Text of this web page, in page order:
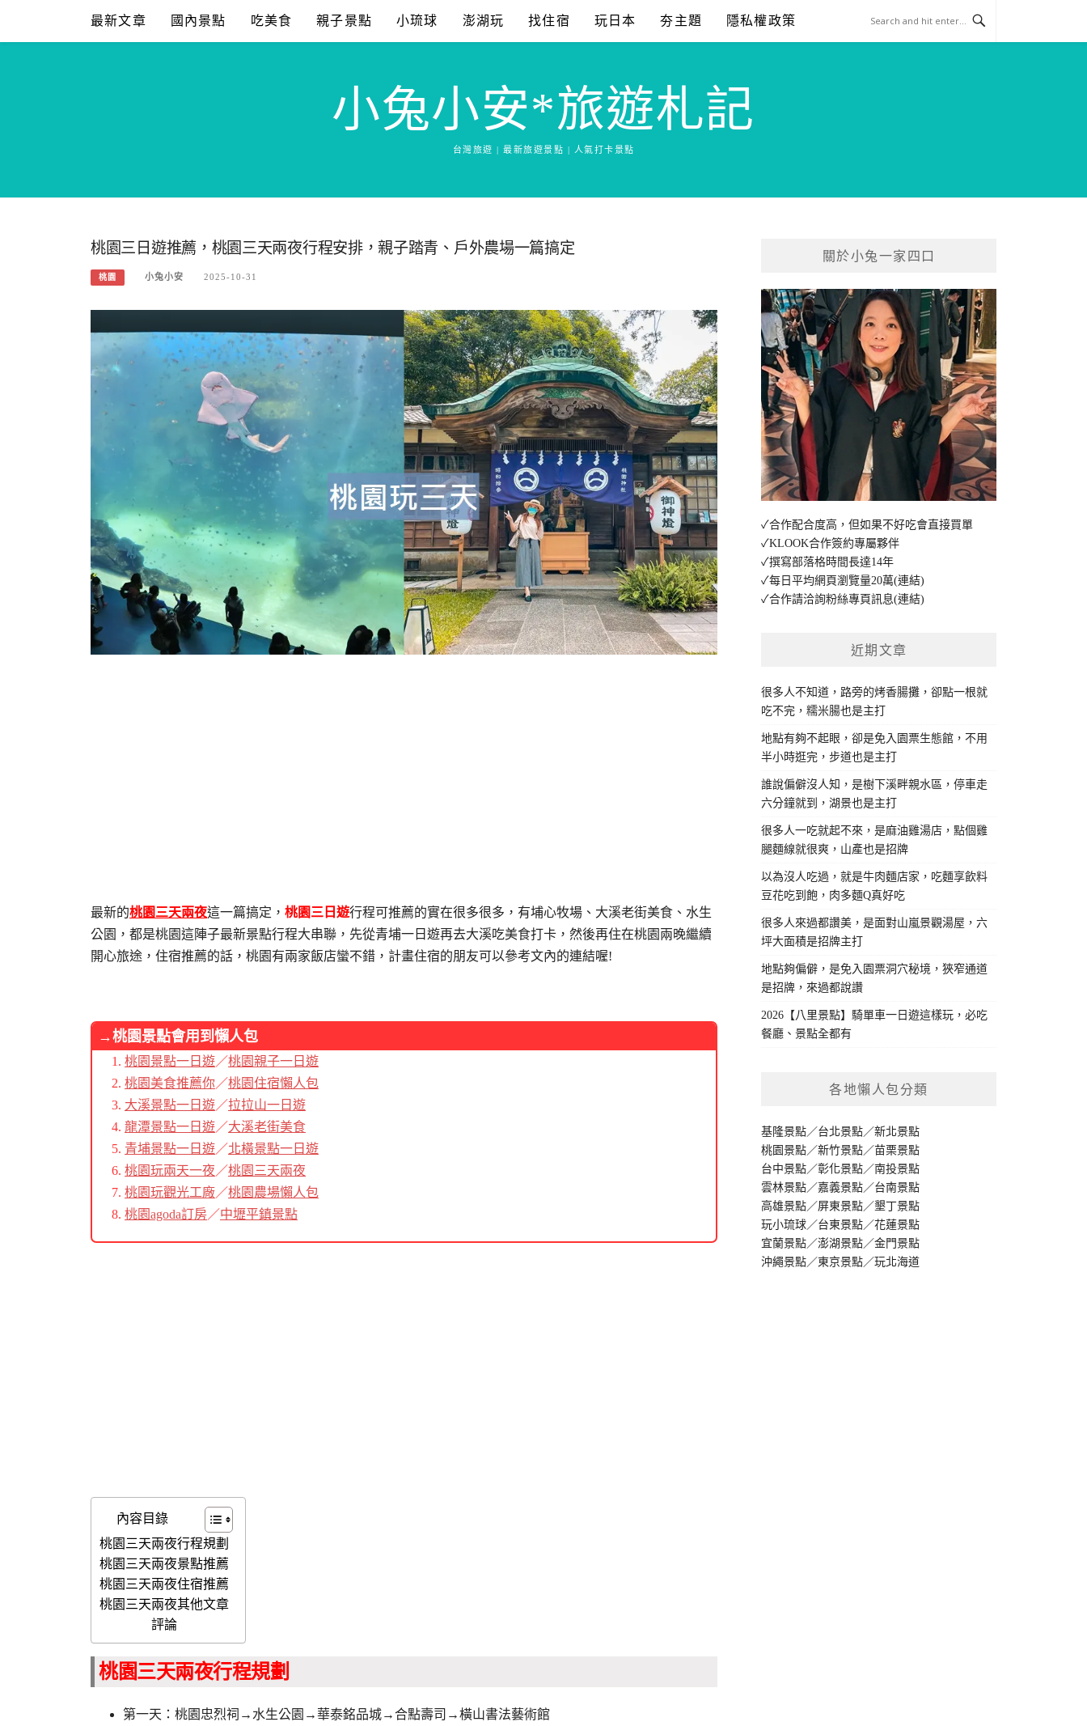
content
最新文章 國內景點 吃美食 親子景點 小琉球 澎湖玩 找住宿 玩日本 夯主題 隱私權政策
小兔小安*旅遊札記
台灣旅遊 | 最新旅遊景點 | 人氣打卡景點
桃園三日遊推薦，桃園三天兩夜行程安排，親子踏青、戶外農場一篇搞定
桃園 小兔小安 2025-10-31
最新的桃園三天兩夜這一篇搞定， 桃園三日遊行程可推薦的實在很多很多，有埔心牧場、大溪老街美食、水生
公園，都是桃園這陣子最新景點行程大串聯，先從青埔一日遊再去大溪吃美食打卡，然後再住在桃園兩晚繼續
開心旅途，住宿推薦的話，桃園有兩家飯店蠻不錯，計畫住宿的朋友可以參考文內的連結喔!
→桃園景點會用到懶人包
桃園景點一日遊／桃園親子一日遊
桃園美食推薦你／桃園住宿懶人包
大溪景點一日遊／拉拉山一日遊
龍潭景點一日遊／大溪老街美食
青埔景點一日遊／北橫景點一日遊
桃園玩兩天一夜 ／桃園三天兩夜
桃園玩觀光工廠／桃園農場懶人包
桃園agoda訂房／中壢平鎮景點
內容目錄
桃園三天兩夜行程規劃
桃園三天兩夜景點推薦
桃園三天兩夜住宿推薦
桃園三天兩夜其他文章
評論
桃園三天兩夜行程規劃
第一天：桃園忠烈祠→水生公園→華泰銘品城→合點壽司→橫山書法藝術館
關於小兔一家四口
✓合作配合度高，但如果不好吃會直接買單
✓KLOOK合作簽約專屬夥伴
✓撰寫部落格時間長達14年
✓每日平均網頁瀏覽量20萬(連結)
✓合作請洽詢粉絲專頁訊息(連結)
近期文章
很多人不知道，路旁的烤香腸攤，卻點一根就
吃不完，糯米腸也是主打
地點有夠不起眼，卻是免入園票生態館，不用
半小時逛完，步道也是主打
誰說偏僻沒人知，是樹下溪畔親水區，停車走
六分鐘就到，湖景也是主打
很多人一吃就起不來，是麻油雞湯店，點個雞
腿麵線就很爽，山產也是招牌
以為沒人吃過，就是牛肉麵店家，吃麵享飲料
豆花吃到飽，肉多麵Q真好吃
很多人來過都讚美，是面對山嵐景觀湯屋，六
坪大面積是招牌主打
地點夠偏僻，是免入園票洞穴秘境，狹窄通道
是招牌，來過都說讚
2026【八里景點】騎單車一日遊這樣玩，必吃
餐廳、景點全都有
各地懶人包分類
基隆景點／台北景點／新北景點
桃園景點／新竹景點／苗栗景點
台中景點／彰化景點／南投景點
雲林景點／嘉義景點／台南景點
高雄景點／屏東景點／墾丁景點
玩小琉球／台東景點／花蓮景點
宜蘭景點／澎湖景點／金門景點
沖繩景點／東京景點／玩北海道